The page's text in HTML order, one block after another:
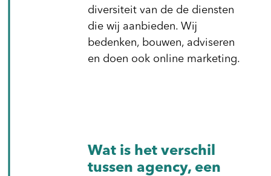
diversiteit van de de diensten
die wij aanbieden. Wij
bedenken, bouwen, adviseren
en doen ook online marketing.
Wat is het verschil
tussen agency, een